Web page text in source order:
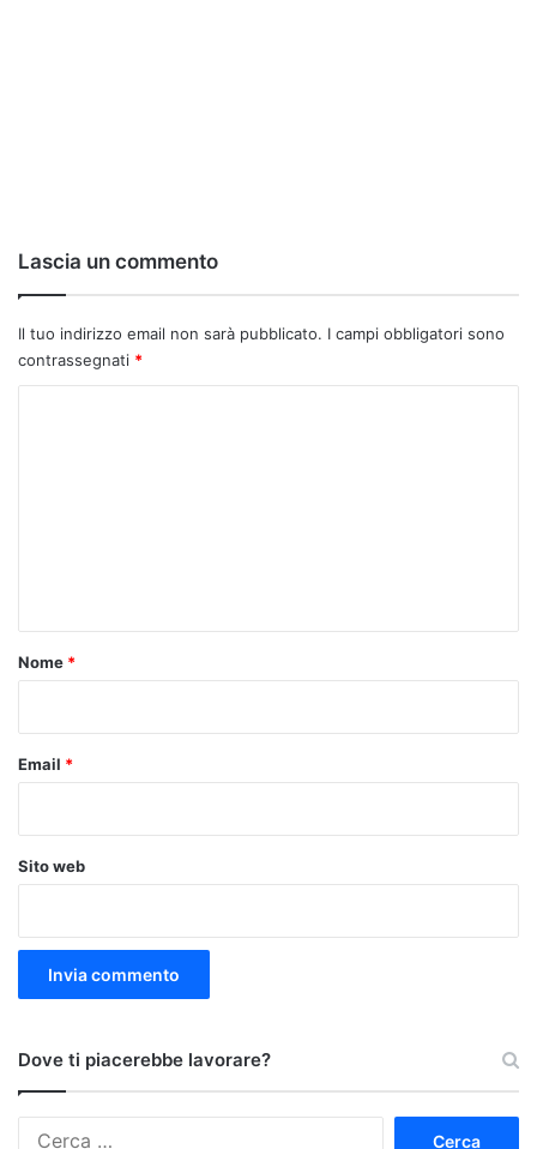
Lascia un commento
Il tuo indirizzo email non sarà pubblicato. I campi obbligatori sono
contrassegnati *
o
Nome *
Email *
Sito web
Dove ti piacerebbe lavorare?